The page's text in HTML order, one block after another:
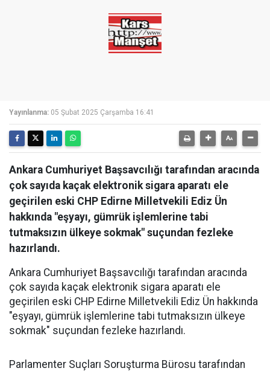
Yayınlanma: 05 Şubat 2025 Çarşamba 16:41
Ankara Cumhuriyet Başsavcılığı tarafından aracında
çok sayıda kaçak elektronik sigara aparatı ele
geçirilen eski CHP Edirne Milletvekili Ediz Ün
hakkında "eşyayı, gümrük işlemlerine tabi
tutmaksızın ülkeye sokmak" suçundan fezleke
hazırlandı.
Ankara Cumhuriyet Başsavcılığı tarafından aracında
çok sayıda kaçak elektronik sigara aparatı ele
geçirilen eski CHP Edirne Milletvekili Ediz Ün hakkında
"eşyayı, gümrük işlemlerine tabi tutmaksızın ülkeye
sokmak" suçundan fezleke hazırlandı.
Parlamenter Suçları Soruşturma Bürosu tarafından